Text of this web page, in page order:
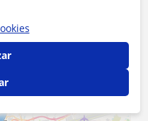
para dar clase